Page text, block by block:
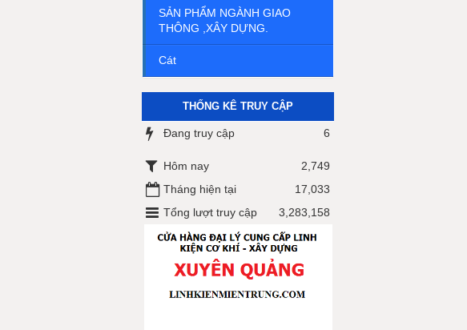
SẢN PHẨM NGÀNH GIAO
THÔNG ,XÂY DỰNG.
Cát
THỐNG KÊ TRUY CẬP
Đang truy cập 6
Hôm nay
2,749
Tháng hiện tại
17,033
Tổng lượt truy cập
3,283,158